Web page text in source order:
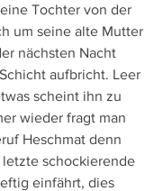
Tochter von der
um seine alte Mutter
nächsten Nacht
aufbricht. Leer
scheint ihn zu
wieder fragt man
Heschmat denn
schockierende
einfährt, dies